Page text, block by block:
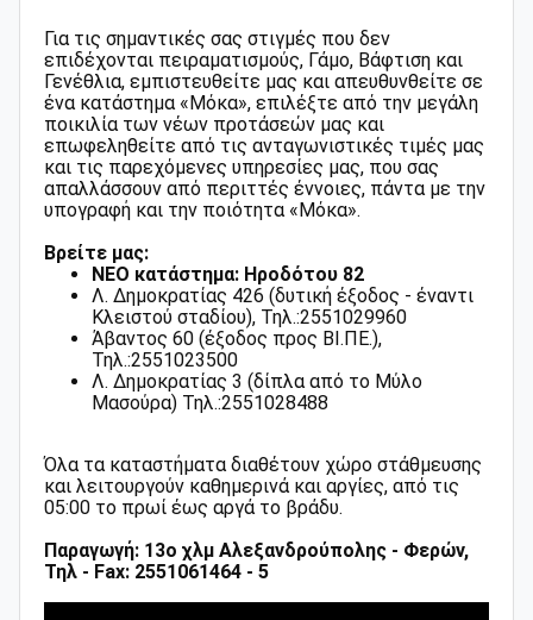
Για τις σημαντικές σας στιγμές που δεν
επιδέχονται πειραματισμούς, Γάμο, Βάφτιση και
Γενέθλια, εμπιστευθείτε μας και απευθυνθείτε σε
ένα κατάστημα «Μόκα», επιλέξτε από την μεγάλη
ποικιλία των νέων προτάσεών μας και
επωφεληθείτε από τις ανταγωνιστικές τιμές μας
και τις παρεχόμενες υπηρεσίες μας, που σας
απαλλάσσουν από περιττές έννοιες, πάντα με την
υπογραφή και την ποιότητα «Μόκα».
Βρείτε μας:
ΝΕΟ κατάστημα: Ηροδότου 82
Λ. Δημοκρατίας 426 (δυτική έξοδος - έναντι
Κλειστού σταδίου), Τηλ.:2551029960
Άβαντος 60 (έξοδος προς ΒΙ.ΠΕ.),
Τηλ.:2551023500
Λ. Δημοκρατίας 3 (δίπλα από το Μύλο
Μασούρα) Τηλ.:2551028488
Όλα τα καταστήματα διαθέτουν χώρο στάθμευσης
και λειτουργούν καθημερινά και αργίες, από τις
05:00 το πρωί έως αργά το βράδυ.
Παραγωγή: 13ο χλμ Αλεξανδρούπολης - Φερών,
Τηλ - Fax: 2551061464 - 5